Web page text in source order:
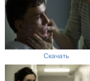
Скачать